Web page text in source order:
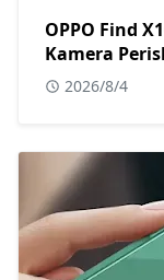
OPPO Find
Kamera
2026/8/4